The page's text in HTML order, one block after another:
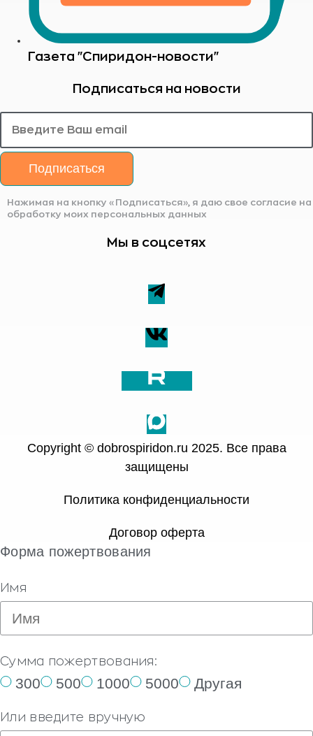
Газета "Спиридон-новости"
Подписаться на новости
Подписаться
Нажимая на кнопку «Подписаться», я даю свое согласие на
обработку моих персональных данных
Мы в соцсетях
Copyright © dobrospiridon.ru 2025. Все права
защищены
Политика конфиденциальности
Договор оферта
Форма пожертвования
Имя
Сумма пожертвования:
300 500 1000 5000 Другая
Или введите вручную